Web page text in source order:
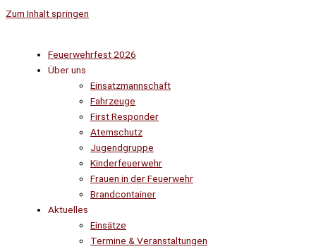
Zum Inhalt springen
Feuerwehrfest 2026
Über uns
Einsatzmannschaft
Fahrzeuge
First Responder
Atemschutz
Jugendgruppe
Kinderfeuerwehr
Frauen in der Feuerwehr
Brandcontainer
Aktuelles
Einsätze
Termine & Veranstaltungen